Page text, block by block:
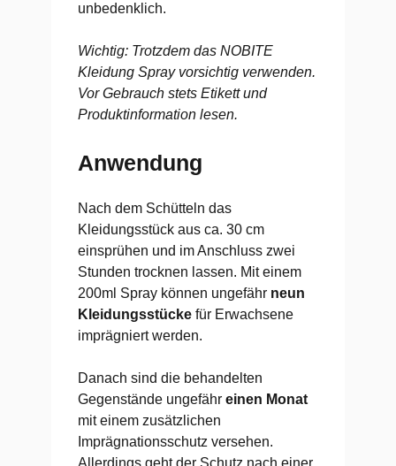
unbedenklich.
Wichtig: Trotzdem das NOBITE
Kleidung Spray vorsichtig verwenden.
Vor Gebrauch stets Etikett und
Produktinformation lesen.
Anwendung
Nach dem Schütteln das
Kleidungsstück aus ca. 30 cm
einsprühen und im Anschluss zwei
Stunden trocknen lassen. Mit einem
200ml Spray können ungefähr neun
Kleidungsstücke für Erwachsene
imprägniert werden.
Danach sind die behandelten
Gegenstände ungefähr einen Monat
mit einem zusätzlichen
Imprägnationsschutz versehen.
Allerdings geht der Schutz nach einer